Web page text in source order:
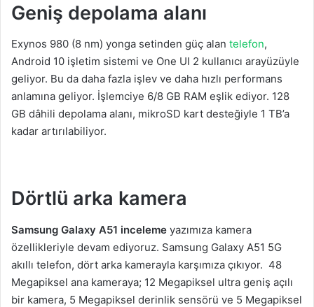
Geniş depolama alanı
Exynos 980 (8 nm) yonga setinden güç alan telefon,
Android 10 işletim sistemi ve One UI 2 kullanıcı arayüzüyle
geliyor. Bu da daha fazla işlev ve daha hızlı performans
anlamına geliyor. İşlemciye 6/8 GB RAM eşlik ediyor. 128
GB dâhili depolama alanı, mikroSD kart desteğiyle 1 TB’a
kadar artırılabiliyor.
Dörtlü arka kamera
Samsung Galaxy A51 inceleme yazımıza kamera
özellikleriyle devam ediyoruz. Samsung Galaxy A51 5G
akıllı telefon, dört arka kamerayla karşımıza çıkıyor. 48
Megapiksel ana kameraya; 12 Megapiksel ultra geniş açılı
bir kamera, 5 Megapiksel derinlik sensörü ve 5 Megapiksel